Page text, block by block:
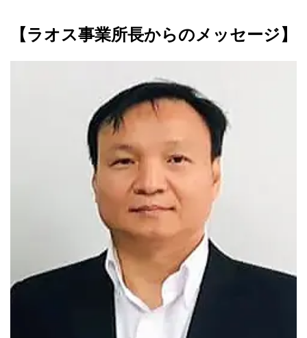
【ラオス事業所長からのメッセージ】